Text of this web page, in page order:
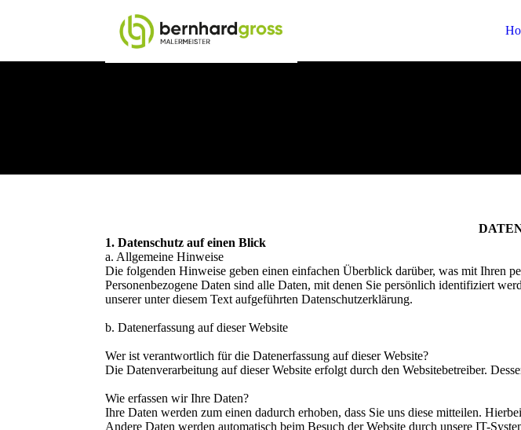
1. Datenschutz auf einen Blick
a. Allgemeine Hinweise
Die folgenden Hinweise geben einen einfachen Überblick darüber, was mit Ihren
Personenbezogene Daten sind alle Daten, mit denen Sie persönlich identifiziert
unserer unter diesem Text aufgeführten Datenschutzerklärung.
b. Datenerfassung auf dieser Website
Wer ist verantwortlich für die Datenerfassung auf dieser Website?
Die Datenverarbeitung auf dieser Website erfolgt durch den Websitebetreiber.
Wie erfassen wir Ihre Daten?
Ihre Daten werden zum einen dadurch erhoben, dass Sie uns diese mitteilen.
Andere Daten werden automatisch beim Besuch der Website durch unsere IT-